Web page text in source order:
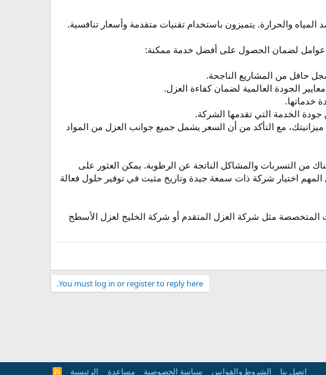
والحرارة. يتميزون باستخدام تقنيات متقدمة وأسعار تنافسية.
عوامل لضمان الحصول على أفضل خدمة ممكنة:
حافل من المشاريع الناجحة.
الجودة العالمية لضمان كفاءة العزل.
خدماتها.
الخدمة التي تقدمها الشركة.
مع التأكد من أن السعر يشمل جميع جوانب العزل من المواد
من التسربات والمشاكل الناتجة عن الرطوبة. يمكن العثور على
اختيار شركة ذات سمعة جيدة وتاريخ مثبت في توفير حلول فعالة
مثل شركة العزل المتقدم أو شركة الخليج لعزل الأسطح
You must log in or register to reply here.
إتصل بنا الشروط والقوانين سياسة الخصوصية مساعدة الرئيسية R